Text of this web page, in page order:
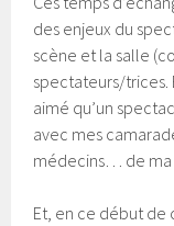
des enjeux du
scène et la salle
spectateurs/trices.
aimé qu’un
avec mes
médecins… de ma
Et, en ce début de